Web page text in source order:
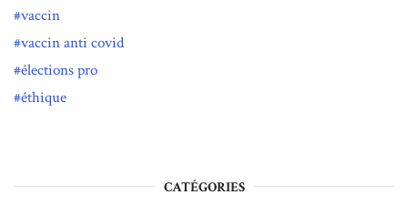
vaccin
vaccin anti covid
élections pro
éthique
CATÉGORIES